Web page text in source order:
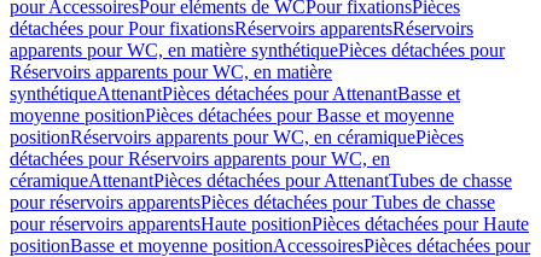
pour AccessoiresPour eléments de WCPour fixationsPièces
détachées pour Pour fixationsRéservoirs apparentsRéservoirs
apparents pour WC, en matière synthétiquePièces détachées pour
Réservoirs apparents pour WC, en matière
synthétiqueAttenantPièces détachées pour AttenantBasse et
moyenne positionPièces détachées pour Basse et moyenne
positionRéservoirs apparents pour WC, en céramiquePièces
détachées pour Réservoirs apparents pour WC, en
céramiqueAttenantPièces détachées pour AttenantTubes de chasse
pour réservoirs apparentsPièces détachées pour Tubes de chasse
pour réservoirs apparentsHaute positionPièces détachées pour Haute
positionBasse et moyenne positionAccessoiresPièces détachées pour